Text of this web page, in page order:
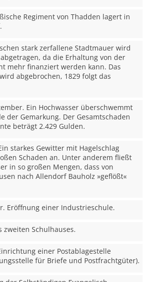
Regiment von Thadden lagert in
stark zerfallene Stadtmauer wird
da die Erhaltung von der
mehr finanziert werden kann. Das
abgebrochen, 1829 folgt das
Ein Hochwasser überschwemmt
der Gemarkung. Der Gesamtschaden
beträgt 2.429 Gulden.
starkes Gewitter mit Hagelschlag
Schaden an. Unter anderem fließt
in so großen Mengen, dass von
nach Allendorf Bauholz »geflößt«
Eröffnung einer Industrieschule.
zweiten Schulhauses.
einer Postablagestelle
für Briefe und Postfrachtgüter).